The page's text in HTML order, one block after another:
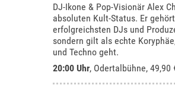
DJ-Ikone & Pop-Visionär Alex
absoluten Kult-Status. Er
erfolgreichsten DJs und
sondern gilt als echte
und Techno geht.
20:00 Uhr, Odertalbühne, 49,90